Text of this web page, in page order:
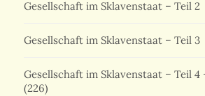
Gesellschaft im Sklavenstaat – Teil 2
Gesellschaft im Sklavenstaat – Teil 3
Gesellschaft im Sklavenstaat – Teil
(226)